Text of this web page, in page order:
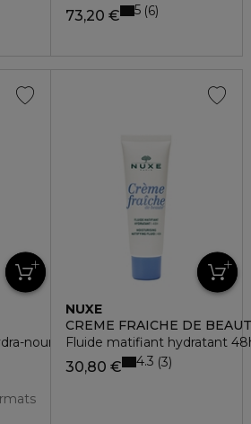
73,20 € 5 6
nourrissant
NUXE
CREME FRAICHE DE
Fluide matifiant hydratant
30,80 € 4.3 3